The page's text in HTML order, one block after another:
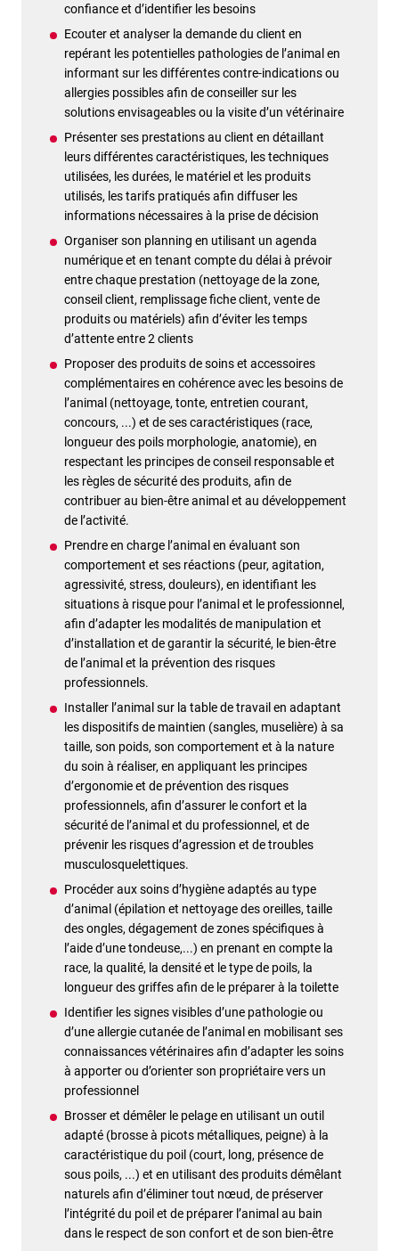
confiance et d’identifier les besoins
Ecouter et analyser la demande du client en
repérant les potentielles pathologies de l’animal en
informant sur les différentes contre-indications ou
allergies possibles afin de conseiller sur les
solutions envisageables ou la visite d’un vétérinaire
Présenter ses prestations au client en détaillant
leurs différentes caractéristiques, les techniques
utilisées, les durées, le matériel et les produits
utilisés, les tarifs pratiqués afin diffuser les
informations nécessaires à la prise de décision
Organiser son planning en utilisant un agenda
numérique et en tenant compte du délai à prévoir
entre chaque prestation (nettoyage de la zone,
conseil client, remplissage fiche client, vente de
produits ou matériels) afin d’éviter les temps
d’attente entre 2 clients
Proposer des produits de soins et accessoires
complémentaires en cohérence avec les besoins de
l’animal (nettoyage, tonte, entretien courant,
concours, ...) et de ses caractéristiques (race,
longueur des poils morphologie, anatomie), en
respectant les principes de conseil responsable et
les règles de sécurité des produits, afin de
contribuer au bien-être animal et au développement
de l’activité.
Prendre en charge l’animal en évaluant son
comportement et ses réactions (peur, agitation,
agressivité, stress, douleurs), en identifiant les
situations à risque pour l’animal et le professionnel,
afin d’adapter les modalités de manipulation et
d’installation et de garantir la sécurité, le bien-être
de l’animal et la prévention des risques
professionnels.
Installer l’animal sur la table de travail en adaptant
les dispositifs de maintien (sangles, muselière) à sa
taille, son poids, son comportement et à la nature
du soin à réaliser, en appliquant les principes
d’ergonomie et de prévention des risques
professionnels, afin d’assurer le confort et la
sécurité de l’animal et du professionnel, et de
prévenir les risques d’agression et de troubles
musculosquelettiques.
Procéder aux soins d’hygiène adaptés au type
d’animal (épilation et nettoyage des oreilles, taille
des ongles, dégagement de zones spécifiques à
l’aide d’une tondeuse,...) en prenant en compte la
race, la qualité, la densité et le type de poils, la
longueur des griffes afin de le préparer à la toilette
Identifier les signes visibles d’une pathologie ou
d’une allergie cutanée de l’animal en mobilisant ses
connaissances vétérinaires afin d’adapter les soins
à apporter ou d’orienter son propriétaire vers un
professionnel
Brosser et démêler le pelage en utilisant un outil
adapté (brosse à picots métalliques, peigne) à la
caractéristique du poil (court, long, présence de
sous poils, ...) et en utilisant des produits démêlant
naturels afin d’éliminer tout nœud, de préserver
l’intégrité du poil et de préparer l’animal au bain
dans le respect de son confort et de son bien-être